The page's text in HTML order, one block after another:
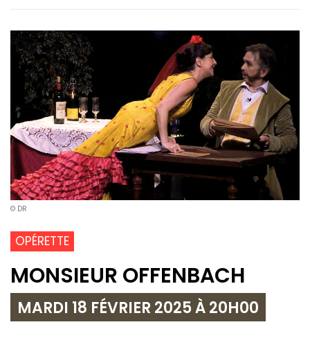
© DR
OPÉRETTE
MONSIEUR OFFENBACH
MARDI 18 FÉVRIER 2025 À 20H00